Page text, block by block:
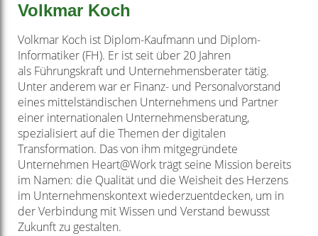
Volkmar Koch
Volkmar Koch ist Diplom-Kaufmann und Diplom-
Informatiker (FH). Er ist seit über 20 Jahren
als Führungskraft und Unternehmensberater tätig.
Unteranderem war er Finanz- und Personalvorstand
eines mittelständischen Unternehmens und Partner
einer internationalen Unternehmensberatung,
spezialisiertauf die Themen der digitalen
Transformation. Das von ihm mitgegründete
Unternehmen Heart@Work trägtseine Mission bereits
im Namen: die Qualität und die Weisheit des Herzens
im Unternehmenskontextwiederzuentdecken, um in
der Verbindung mit Wissen und Verstand bewusst
Zukunft zu gestalten.